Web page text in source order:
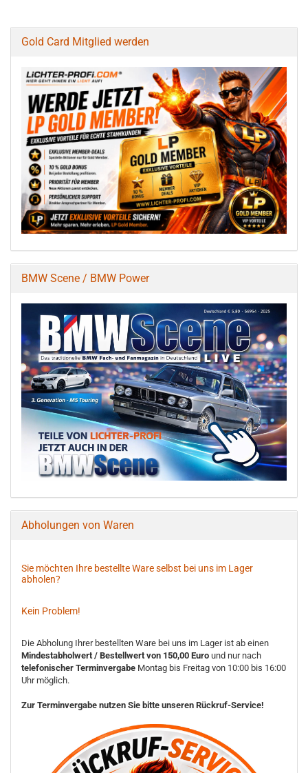
Gold Card Mitglied werden
BMW Scene / BMW Power
Abholungen von Waren
Sie möchten Ihre bestellte Ware selbst bei uns im Lager
abholen?
Kein Problem!
Die Abholung Ihrer bestellten Ware bei uns im Lager ist ab einen
Mindestabholwert / Bestellwert von 150,00 Euro und nur nach
telefonischer Terminvergabe Montag bis Freitag von 10:00 bis 16:00
Uhr möglich.
Zur Terminvergabe nutzen Sie bitte unseren Rückruf-Service!